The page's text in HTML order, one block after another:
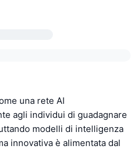
una rete AI
agli individui di guadagnare
modelli di intelligenza
innovativa è alimentata dal